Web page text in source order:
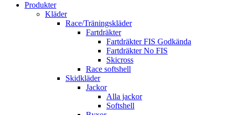
Produkter
Kläder
Race/Träningskläder
Fartdräkter
Fartdräkter FIS Godkända
Fartdräkter No FIS
Skicross
Race softshell
Skidkläder
Jackor
Alla jackor
Softshell